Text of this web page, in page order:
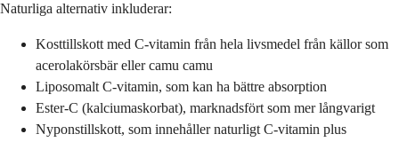
Naturliga alternativ inkluderar:
Kosttillskott med C-vitamin från hela livsmedel från källor som
acerolakörsbär eller camu camu
Liposomalt C-vitamin, som kan ha bättre absorption
Ester-C (kalciumaskorbat), marknadsfört som mer långvarigt
Nyponstillskott, som innehåller naturligt C-vitamin plus